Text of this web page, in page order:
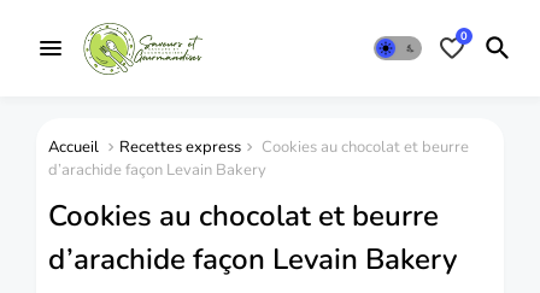
0
Accueil Recettes express
Cookies au chocolat et beurre
d’arachide façon Levain Bakery
Cookies au chocolat et beurre
d’arachide façon Levain Bakery